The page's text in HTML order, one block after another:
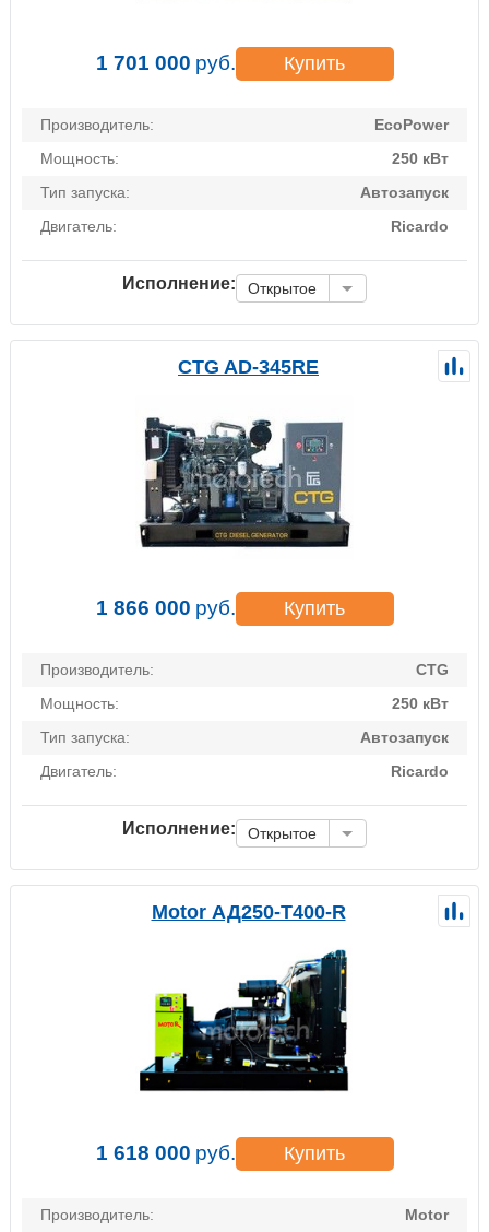
1 701 000 руб. Купить
Производитель:
EcoPower
Мощность:
250 кВт
Тип запуска:
Автозапуск
Двигатель:
Ricardo
Исполнение: Открытое
CTG AD-345RE
1 866 000 руб. Купить
Производитель:
CTG
Мощность:
250 кВт
Тип запуска:
Автозапуск
Двигатель:
Ricardo
Исполнение: Открытое
Motor АД250-Т400-R
1 618 000 руб. Купить
Производитель: Motor